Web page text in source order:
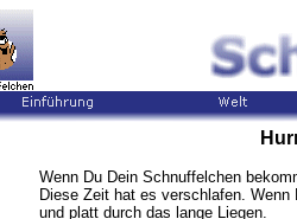
Wenn Du Dein Schnuffelchen
Diese Zeit hat es verschlafen.
und platt durch das lange Liegen.